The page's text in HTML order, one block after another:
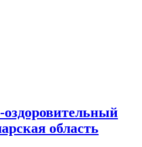
область